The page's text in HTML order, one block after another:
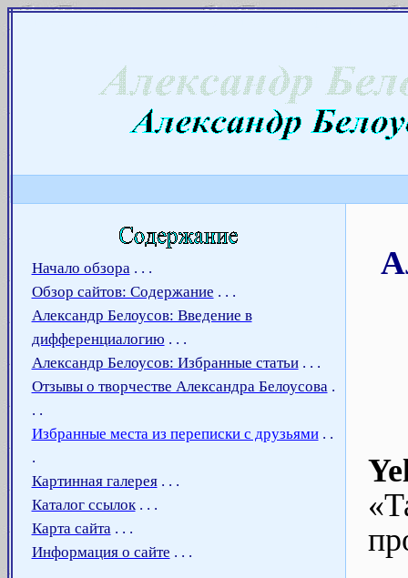
Начало обзора. . .
Обзор сайтов: Содержание . . .
Александр Белоусов: Введение в
дифференциалогию . . .
Александр Белоусов: Избранные статьи. . .
Отзывы о творчестве Александра Белоусова.
. .
Избранные места из переписки с друзьями. .
.
Картинная галерея. . .
Каталог ссылок. . .
Карта сайта. . .
Информация о сайте . . .